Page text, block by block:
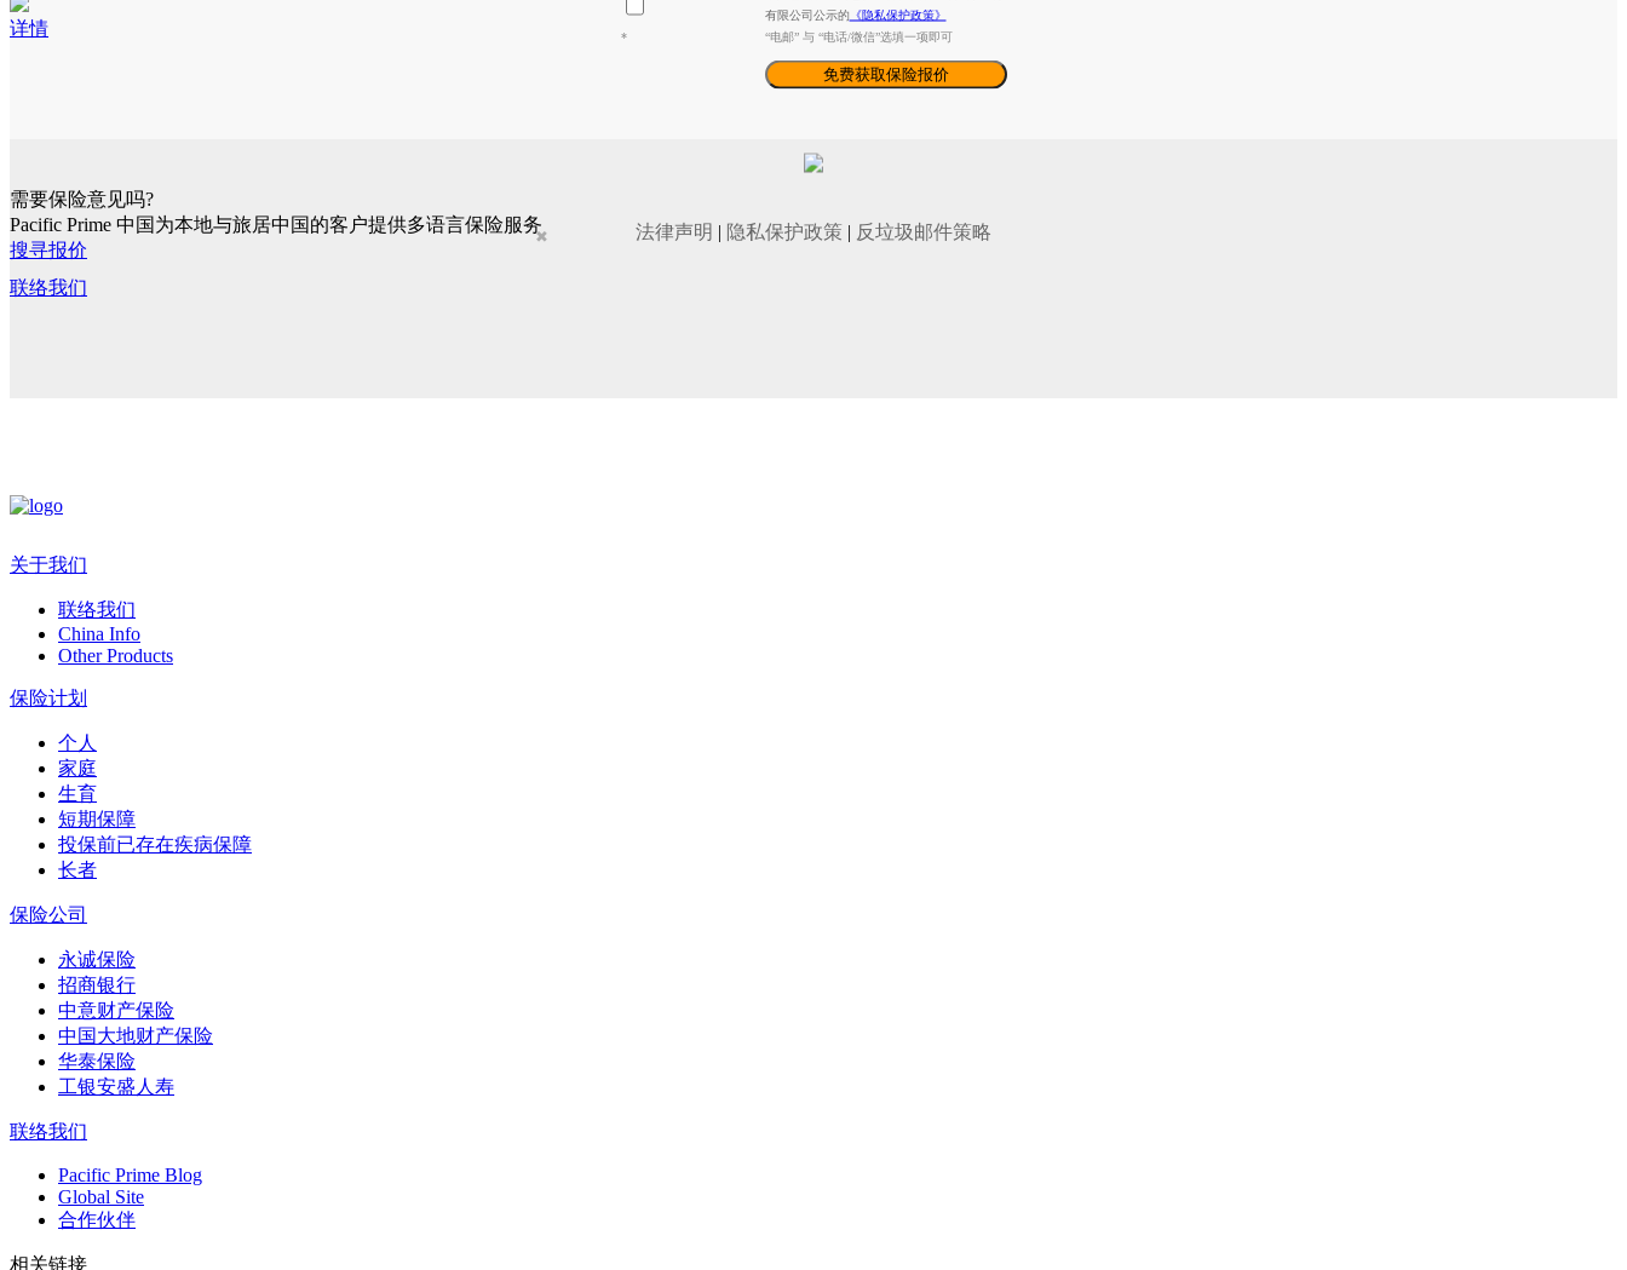
详情
需要保险意见吗?
Pacific Prime 中国为本地与旅居中国的客户提供多语言保险服务
搜寻报价
联络我们
关于我们
联络我们
China Info
Other Products
保险计划
个人
家庭
生育
短期保障
投保前已存在疾病保障
长者
保险公司
永诚保险
招商银行
中意财产保险
中国大地财产保险
华泰保险
工银安盛人寿
联络我们
Pacific Prime Blog
Global Site
合作伙伴
相关链接
有限公司公示的 《隐私保护政策》
*
“电邮” 与 “电话/微信”选填一项即可
法律声明 | 隐私保护政策 | 反垃圾邮件策略
✖